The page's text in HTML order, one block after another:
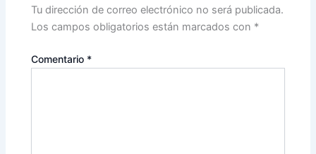
Tu dirección de correo electrónico no será publicada.
Los campos obligatorios están marcados con *
Comentario *